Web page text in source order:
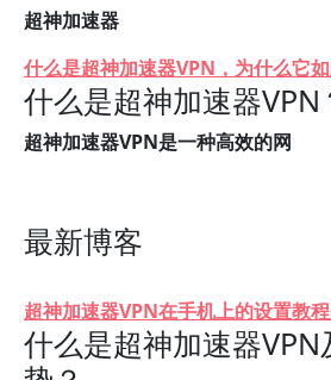
超神加速器
什么是超神加速器VPN，为什么它
什么是超神加速器VPN
超神加速器VPN是一种高效的网
最新博客
超神加速器VPN在手机上的设置教
什么是超神加速器